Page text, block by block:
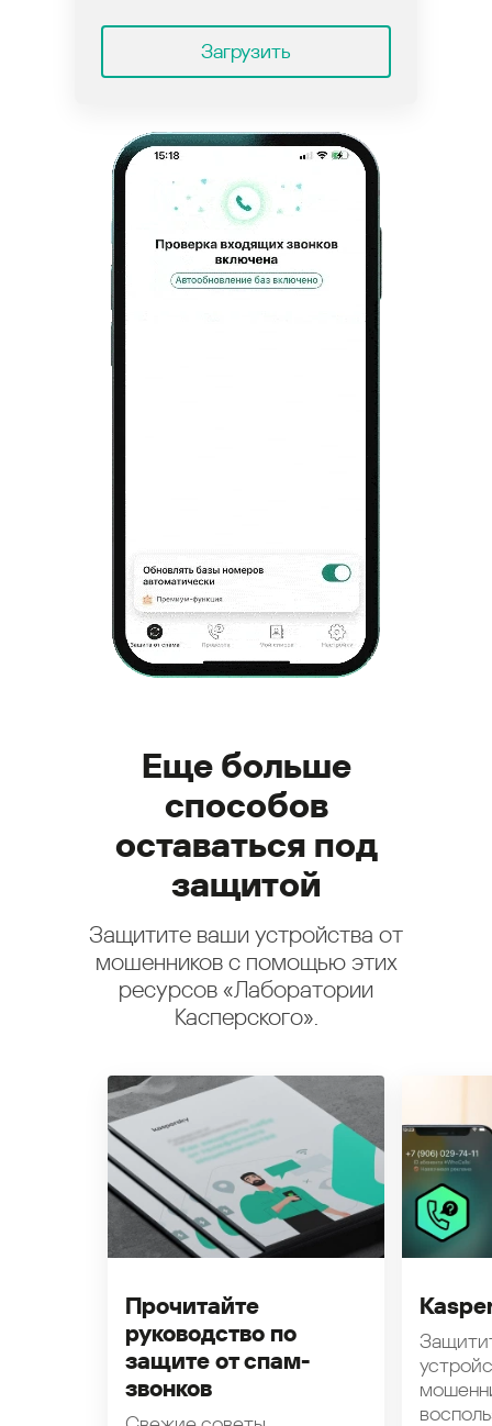
Загрузить
Еще больше
способов
оставаться под
защитой
Защитите ваши устройства от
мошенников с помощью этих
ресурсов «Лаборатории
Касперского».
Прочитайте
руководство по
защите от спам-
звонков